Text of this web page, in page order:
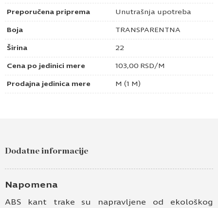
Preporučena priprema Unutrašnja upotreba
Boja TRANSPARENTNA
Širina 22
Cena po jedinici mere 103,00 RSD/M
Prodajna jedinica mere M (1 M)
Dodatne informacije
Napomena
ABS kant trake su napravljene od ekološkog